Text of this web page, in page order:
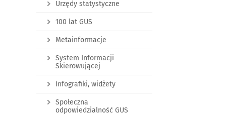
Urzędy statystyczne
100 lat GUS
Metainformacje
System Informacji
Skierowującej
Infografiki, widżety
Społeczna
odpowiedzialność GUS